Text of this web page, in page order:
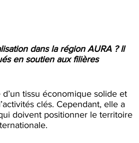
dans la région AURA ? Il
en soutien aux filières
tissu économique solide et
clés. Cependant, elle a
doivent positionner le territoire